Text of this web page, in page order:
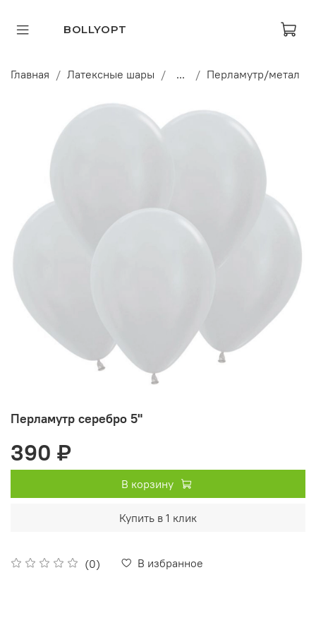
BOLLYOPT
Главная Латексные шары ... Перламутр/метал
Перламутр серебро 5"
(0) В избранное
390 ₽
В корзину
Купить в 1 клик